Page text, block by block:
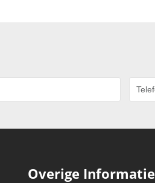
Overige Informatie